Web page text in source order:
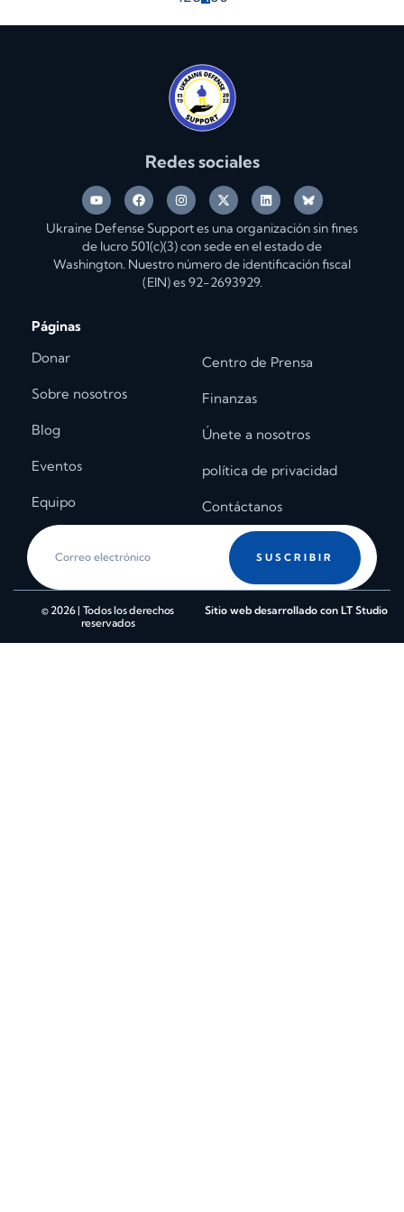
Redes sociales
Ukraine Defense Support es una organización sin fines
de lucro 501(c)(3) con sede en el estado de
Washington. Nuestro número de identificación fiscal
(EIN) es 92-2693929.
Páginas
Donar
Sobre nosotros
Blog
Eventos
Equipo
Centro de Prensa
Finanzas
Únete a nosotros
política de privacidad
Contáctanos
SUSCRIBIR
© 2026 | Todos los derechos
reservados
Sitio web desarrollado con LT Studio